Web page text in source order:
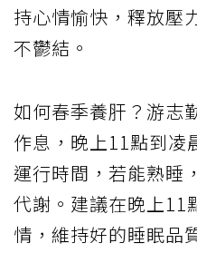
持心情愉快，釋放壓
不鬱結。
如何春季養肝？游志
作息，晚上11點到凌
運行時間，若能熟睡
代謝。建議在晚上11
情，維持好的睡眠品